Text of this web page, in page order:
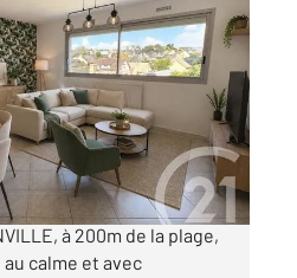
à vendre
€
en MANDAT
à 200m de la plage,
calme et avec